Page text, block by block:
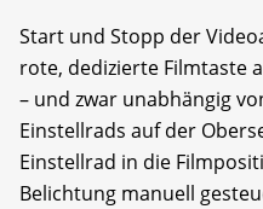
Start und Stopp der
rote, dedizierte Filmtaste
– und zwar unabhängig
Einstellrads auf der
Einstellrad in die
Belichtung manuell